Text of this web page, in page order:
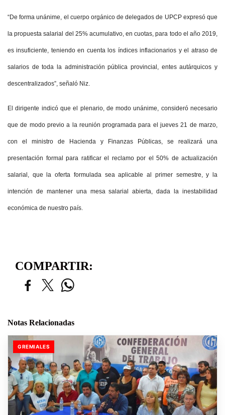
“De forma unánime, el cuerpo orgánico de delegados de UPCP expresó que
la propuesta salarial del 25% acumulativo, en cuotas, para todo el año 2019,
es insuficiente, teniendo en cuenta los índices inflacionarios y el atraso de
salarios de toda la administración pública provincial, entes autárquicos y
descentralizados”, señaló Niz.
El dirigente indicó que el plenario, de modo unánime, consideró necesario
que de modo previo a la reunión programada para el jueves 21 de marzo,
con el ministro de Hacienda y Finanzas Públicas, se realizará una
presentación formal para ratificar el reclamo por el 50% de actualización
salarial, que la oferta formulada sea aplicable al primer semestre, y la
intención de mantener una mesa salarial abierta, dada la inestabilidad
económica de nuestro país.
COMPARTIR:
Notas Relacionadas
GREMIALES